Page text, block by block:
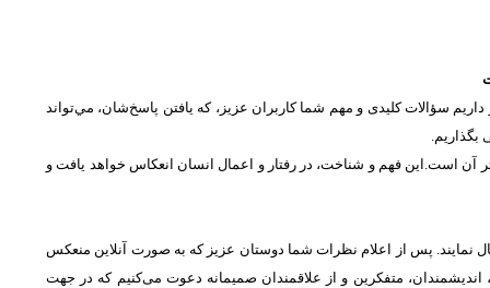
سؤالات کلیدی و مهم شما كاربران عزیز، که یافتن پاسخ‌‌شان، مي‌تواند
بگذاریم.
آن است.این فهم و شناخت، در رفتار و اعمال انسان انعكاس خواهد يافت و
پس از اعلام نظرات شما دوستان عزیز که به صورت آنلاین منعکس
متفکرین و از علاقمندان صمیمانه دعوت می‌کنیم که در جهت